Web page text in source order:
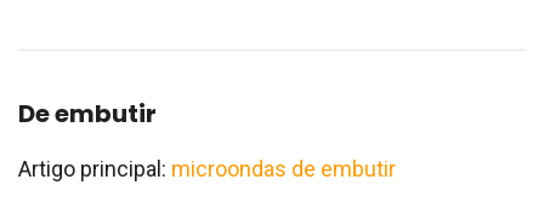
De embutir
Artigo principal: microondas de embutir